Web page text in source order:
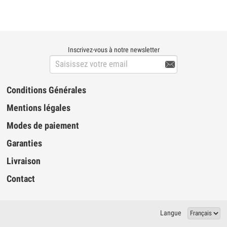
Inscrivez-vous à notre newsletter

Conditions Générales
Mentions légales
Modes de paiement
Garanties
Livraison
Contact
Langue